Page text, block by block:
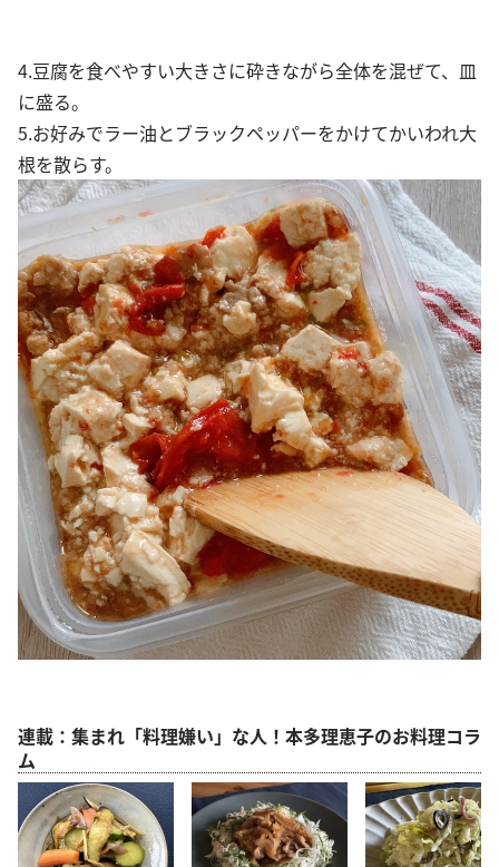
4.豆腐を食べやすい大きさに砕きながら全体を混ぜて、皿
に盛る。
5.お好みでラー油とブラックペッパーをかけてかいわれ大
根を散らす。
連載：集まれ「料理嫌い」な人！本多理恵子のお料理コラ
ム